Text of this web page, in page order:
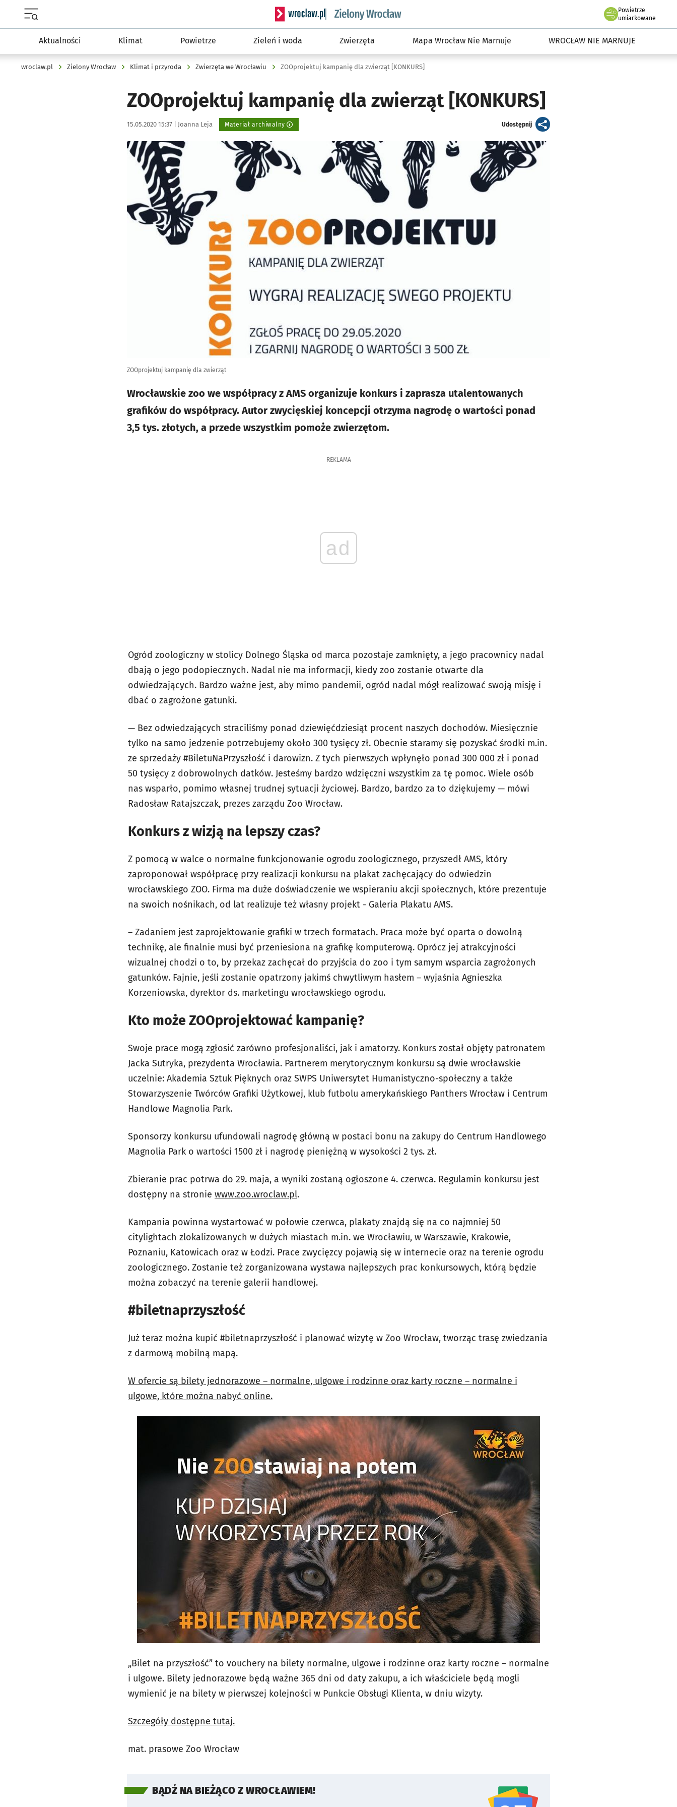
Serwis informacyjny wroclaw.pl podserwis: Środowisko we Wrocławiu
Powietrze
we Wrocławiu
umiarkowane
Aktualności Klimat Powietrze Zieleń i woda Zwierzęta Mapa Wrocław Nie Marnuje WROCŁAW NIE MARNUJE
wroclaw.pl Zielony Wrocław Klimat i przyroda Zwierzęta we Wrocławiu ZOOprojektuj kampanię dla zwierząt [KONKURS]
ZOOprojektuj kampanię dla zwierząt [KONKURS]
Data publikacji:
15.05.2020 15:37 | Autor:
Joanna Leja Materiał archiwalny Udostępnijartykuł
Kliknij, aby powiększyć
ZOOprojektuj kampanię dla zwierząt
Wrocławskie zoo we współpracy z AMS organizuje konkurs i zaprasza utalentowanych
grafików do współpracy. Autor zwycięskiej koncepcji otrzyma nagrodę o wartości ponad
3,5 tys. złotych, a przede wszystkim pomoże zwierzętom.
REKLAMA
ad
Ogród zoologiczny w stolicy Dolnego Śląska od marca pozostaje zamknięty, a jego pracownicy nadal
dbają o jego podopiecznych. Nadal nie ma informacji, kiedy zoo zostanie otwarte dla
odwiedzających. Bardzo ważne jest, aby mimo pandemii, ogród nadal mógł realizować swoją misję i
dbać o zagrożone gatunki.
— Bez odwiedzających straciliśmy ponad dziewięćdziesiąt procent naszych dochodów. Miesięcznie
tylko na samo jedzenie potrzebujemy około 300 tysięcy zł. Obecnie staramy się pozyskać środki m.in.
ze sprzedaży #BiletuNaPrzyszłość i darowizn. Z tych pierwszych wpłynęło ponad 300 000 zł i ponad
50 tysięcy z dobrowolnych datków. Jesteśmy bardzo wdzięczni wszystkim za tę pomoc. Wiele osób
nas wsparło, pomimo własnej trudnej sytuacji życiowej. Bardzo, bardzo za to dziękujemy — mówi
Radosław Ratajszczak, prezes zarządu Zoo Wrocław.
Konkurs z wizją na lepszy czas?
Z pomocą w walce o normalne funkcjonowanie ogrodu zoologicznego, przyszedł AMS, który
zaproponował współpracę przy realizacji konkursu na plakat zachęcający do odwiedzin
wrocławskiego ZOO. Firma ma duże doświadczenie we wspieraniu akcji społecznych, które prezentuje
na swoich nośnikach, od lat realizuje też własny projekt - Galeria Plakatu AMS.
– Zadaniem jest zaprojektowanie grafiki w trzech formatach. Praca może być oparta o dowolną
technikę, ale finalnie musi być przeniesiona na grafikę komputerową. Oprócz jej atrakcyjności
wizualnej chodzi o to, by przekaz zachęcał do przyjścia do zoo i tym samym wsparcia zagrożonych
gatunków. Fajnie, jeśli zostanie opatrzony jakimś chwytliwym hasłem – wyjaśnia Agnieszka
Korzeniowska, dyrektor ds. marketingu wrocławskiego ogrodu.
Kto może ZOOprojektować kampanię?
Swoje prace mogą zgłosić zarówno profesjonaliści, jak i amatorzy. Konkurs został objęty patronatem
Jacka Sutryka, prezydenta Wrocławia. Partnerem merytorycznym konkursu są dwie wrocławskie
uczelnie: Akademia Sztuk Pięknych oraz SWPS Uniwersytet Humanistyczno-społeczny a także
Stowarzyszenie Twórców Grafiki Użytkowej, klub futbolu amerykańskiego Panthers Wrocław i Centrum
Handlowe Magnolia Park.
Sponsorzy konkursu ufundowali nagrodę główną w postaci bonu na zakupy do Centrum Handlowego
Magnolia Park o wartości 1500 zł i nagrodę pieniężną w wysokości 2 tys. zł.
Zbieranie prac potrwa do 29. maja, a wyniki zostaną ogłoszone 4. czerwca. Regulamin konkursu jest
dostępny na stronie www.zoo.wroclaw.pl.
Kampania powinna wystartować w połowie czerwca, plakaty znajdą się na co najmniej 50
citylightach zlokalizowanych w dużych miastach m.in. we Wrocławiu, w Warszawie, Krakowie,
Poznaniu, Katowicach oraz w Łodzi. Prace zwycięzcy pojawią się w internecie oraz na terenie ogrodu
zoologicznego. Zostanie też zorganizowana wystawa najlepszych prac konkursowych, którą będzie
można zobaczyć na terenie galerii handlowej.
#biletnaprzyszłość
Już teraz można kupić #biletnaprzyszłość i planować wizytę w Zoo Wrocław, tworząc trasę zwiedzania
z darmową mobilną mapą.
W ofercie są bilety jednorazowe – normalne, ulgowe i rodzinne oraz karty roczne – normalne i
ulgowe, które można nabyć online.
„Bilet na przyszłość” to vouchery na bilety normalne, ulgowe i rodzinne oraz karty roczne – normalne
i ulgowe. Bilety jednorazowe będą ważne 365 dni od daty zakupu, a ich właściciele będą mogli
wymienić je na bilety w pierwszej kolejności w Punkcie Obsługi Klienta, w dniu wizyty.
Szczegóły dostępne tutaj.
mat. prasowe Zoo Wrocław
BĄDŹ NA BIEŻĄCO Z WROCŁAWIEM!